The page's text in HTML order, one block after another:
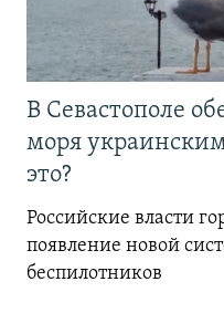
В Севастополе
моря
это?
Российские власти
появление новой
беспилотников